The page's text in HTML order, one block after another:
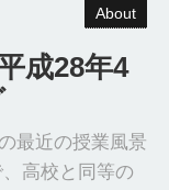
About
成28年4
最近の授業風景
高校と同等の